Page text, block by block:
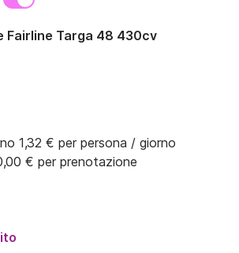
Fairline Targa 48 430cv
1,32 € per persona / giorno
€ per prenotazione
/ barche oltre 15 m 100,00 € per